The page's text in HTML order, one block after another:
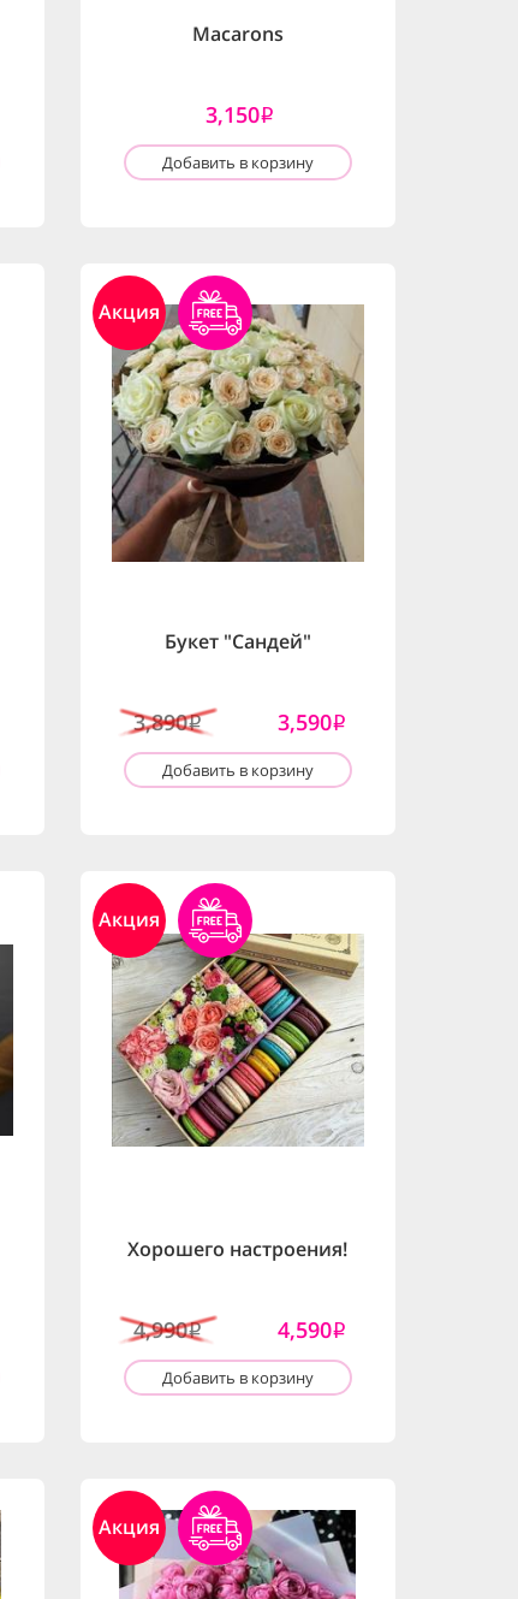
Macarons
3,150i
Добавить в корзину
Акция
Букет "Сандей"
3,890i 3,590i
Добавить в корзину
Акция
Хорошего настроения!
4,990i 4,590i
Добавить в корзину
Акция